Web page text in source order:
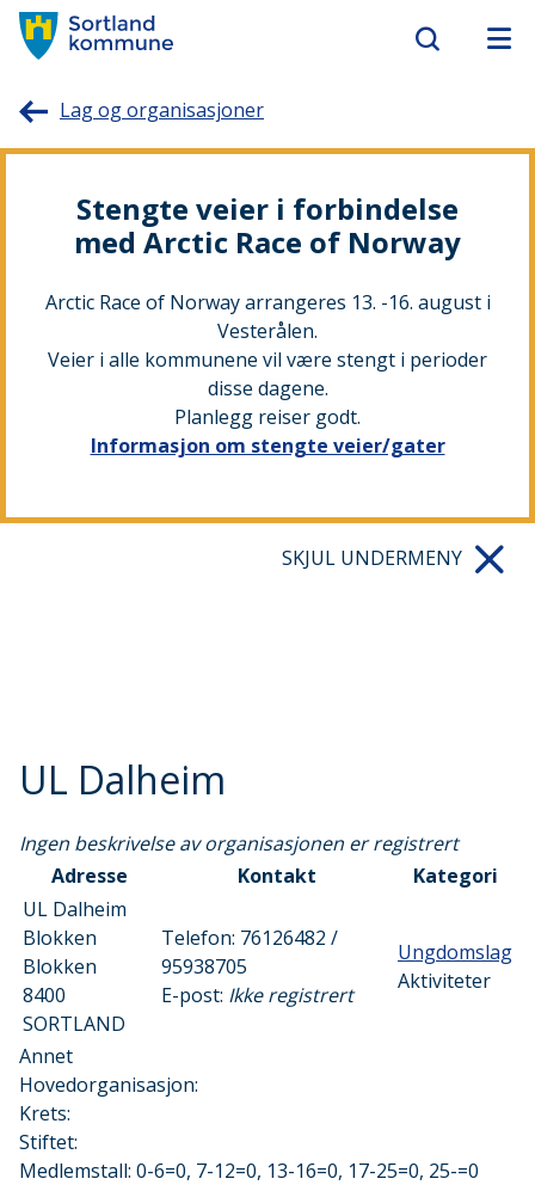
kommune
Lag og organisasjoner
Stengte veier i forbindelse
med Arctic Race of Norway
Arctic Race of Norway arrangeres 13. -16. august i
Vesterålen.
Veier i alle kommunene vil være stengt i perioder
disse dagene.
Planlegg reiser godt.
Informasjon om stengte veier/gater
SKJUL UNDERMENY
UL Dalheim
Ingen beskrivelse av organisasjonen er registrert
Adresse
Kontakt
Kategori
UL Dalheim
Blokken
Blokken
8400
SORTLAND
Telefon: 76126482 /
95938705
E-post: Ikke registrert
Ungdomslag
Aktiviteter
Annet
Hovedorganisasjon:
Krets:
Stiftet:
Medlemstall: 0-6=0, 7-12=0, 13-16=0, 17-25=0, 25-=0